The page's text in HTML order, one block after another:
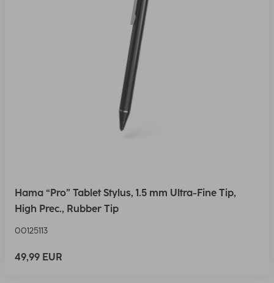
Hama “Pro” Tablet Stylus, 1.5 mm Ultra-Fine Tip,
High Prec., Rubber Tip
00125113
49,99 EUR